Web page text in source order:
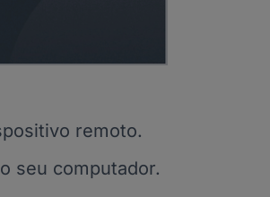
remoto.
seu computador.